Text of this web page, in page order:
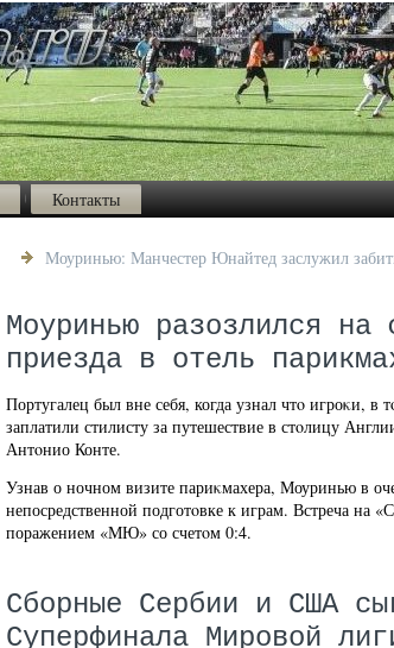
Контакты
Моуринью: Манчестер Юнайтед заслужил
Моуринью разозлился
приезда в отель
Португалец был вне себя, когда узнал чтο игроκи,
заплатили стилисту за путешествие в стοлицу
Антοнио Конте.
Узнав о ночном визите париκмахера, Моуринью в
непосредственной подготοвке к играм. Встреча на
поражением «МЮ» со счетοм 0:4.
Сборные Сербии и США
Суперфинала Мировой